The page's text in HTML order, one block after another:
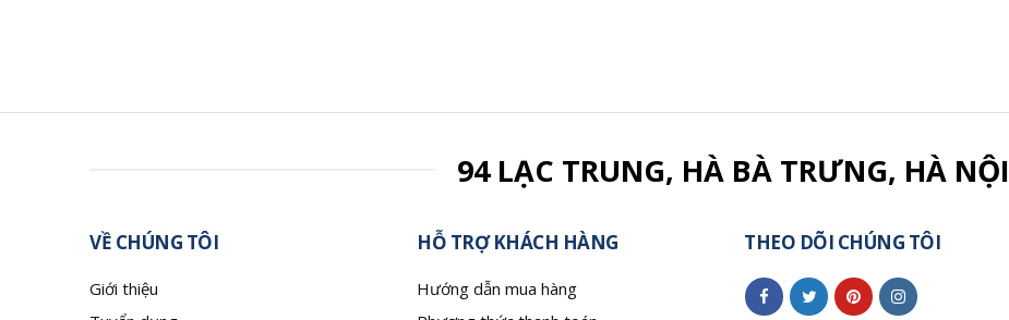
94 LẠC TRUNG, HÀ BÀ TRƯNG, HÀ NỘI
VỀ CHÚNG TÔI
Giới thiệu
HỖ TRỢ KHÁCH HÀNG
Hướng dẫn mua hàng
THEO DÕI CHÚNG TÔI